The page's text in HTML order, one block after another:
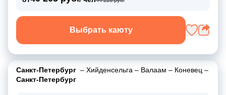
Выбрать каюту
Санкт-Петербург – Хийденсельга – Валаам – Коневец –
Санкт-Петербург